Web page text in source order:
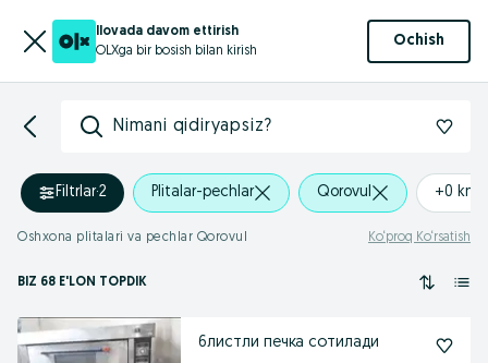
Ilovada davom ettirish
OLXga bir bosish bilan kirish
Ochish
Nimani qidiryapsiz?
Filtrlar·2 Plitalar-pechlar Qorovul +0 km
Oshxona plitalari va pechlar Qorovul Ko‘proq Ko‘rsatish
BIZ 68 E'LON TOPDIK
6листли печка сотилади